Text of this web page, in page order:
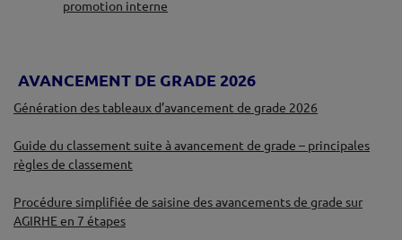
promotion interne
AVANCEMENT DE GRADE 2026
Génération des tableaux d’avancement de grade 2026
Guide du classement suite à avancement de grade – principales
règles de classement
Procédure simplifiée de saisine des avancements de grade sur
AGIRHE en 7 étapes